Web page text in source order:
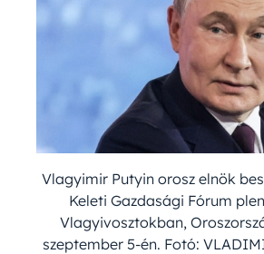
Vlagyimir Putyin orosz elnök
Keleti Gazdasági Fórum
Vlagyivosztokban,
szeptember 5-én. Fotó: